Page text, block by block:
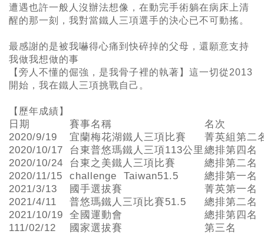
遭遇也許一般人沒辦法想像，在動完手術躺在病床上清
醒的那一刻，我對當鐵人三項選手的決心已不可動搖。
最感謝的是被我嚇得心痛到快碎掉的父母，還願意支持
我做我想做的事
【旁人不懂的倔強，是我骨子裡的執著】這一切從2013
開始，我在鐵人三項挑戰自己。
【歷年成績】
日期 賽事名稱
名次
2020/9/19
宜蘭梅花湖鐵人三項比賽
菁英組第二
2020/10/17
台東普悠瑪鐵人三項113公里 總排第四名
2020/10/24
台東之美鐵人三項比賽
總排第二名
2020/11/15
challenge Taiwan51.5
總排第一名
2021/3/13
國手選拔賽
菁英第一名
2021/4/11
普悠瑪鐵人三項比賽51.5
總排第二名
2021/10/19
全國運動會
總排第四名
111/02/12
國家選拔賽
第三名